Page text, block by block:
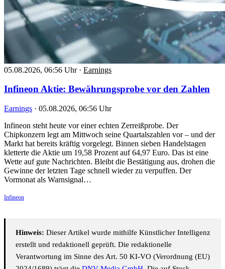
05.08.2026, 06:56 Uhr · Earnings
Infineon Aktie: Bewährungsprobe vor den Zahlen
Earnings · 05.08.2026, 06:56 Uhr
Infineon steht heute vor einer echten Zerreißprobe. Der
Chipkonzern legt am Mittwoch seine Quartalszahlen vor – und der
Markt hat bereits kräftig vorgelegt. Binnen sieben Handelstagen
kletterte die Aktie um 19,58 Prozent auf 64,97 Euro. Das ist eine
Wette auf gute Nachrichten. Bleibt die Bestätigung aus, drohen die
Gewinne der letzten Tage schnell wieder zu verpuffen. Der
Vormonat als Warnsignal…
Infineon
Hinweis: Dieser Artikel wurde mithilfe Künstlicher Intelligenz
erstellt und redaktionell geprüft. Die redaktionelle
Verantwortung im Sinne des Art. 50 KI-VO (Verordnung (EU)